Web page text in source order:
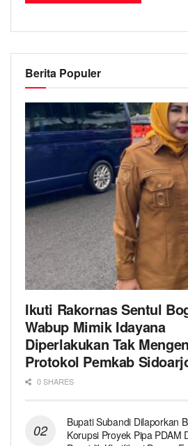
Berita Populer
Ikuti Rakornas Sentul
Wabup Mimik Idayana
Diperlakukan Tak
Protokol Pemkab
0 SHARES
Bupati Subandi Dilaporkan
Korupsi Proyek Pipa PDAM